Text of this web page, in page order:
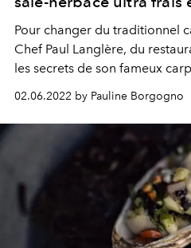
Pour changer du traditionnel
Chef Paul Langlère, du
les secrets de son fameux c
framboises et d'une
02.06.2022 by Pauline Borgogno